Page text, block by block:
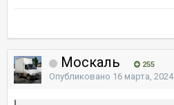
Москаль 255
Опубликовано 16 марта, 2024